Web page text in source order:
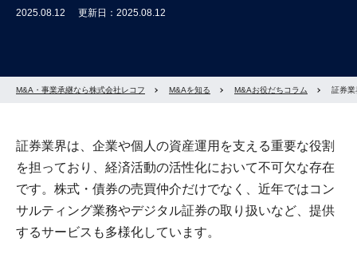
2025.08.12 更新日：2025.08.12
M&A・事業承継なら株式会社レコフ M&Aを知る M&Aお役だちコラム 証券
証券業界は、企業や個人の資産運用を支える重要な役割
を担っており、経済活動の活性化において不可欠な存在
です。株式・債券の売買仲介だけでなく、近年ではコン
サルティング業務やデジタル証券の取り扱いなど、提供
するサービスも多様化しています。